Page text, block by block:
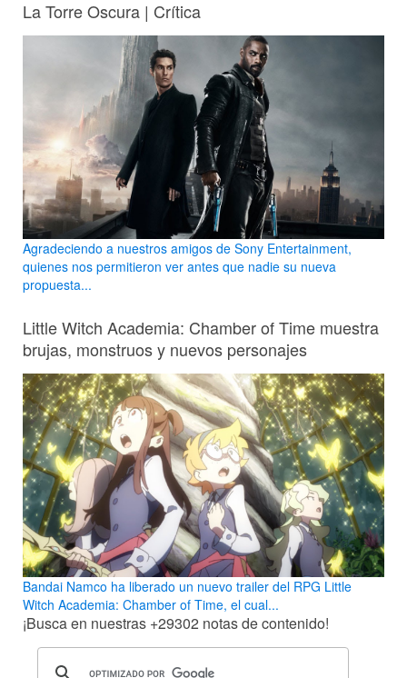
La Torre Oscura | Crítica
Agradeciendo a nuestros amigos de Sony Entertainment,
quienes nos permitieron ver antes que nadie su nueva
propuesta...
Little Witch Academia: Chamber of Time muestra
brujas, monstruos y nuevos personajes
Bandai Namco ha liberado un nuevo trailer del RPG Little
Witch Academia: Chamber of Time, el cual...
¡Busca en nuestras +29302 notas de contenido!